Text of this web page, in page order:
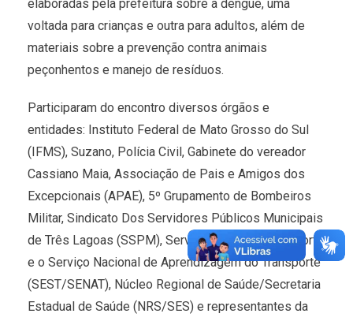
elaboradas pela prefeitura sobre a dengue, uma
voltada para crianças e outra para adultos, além de
materiais sobre a prevenção contra animais
peçonhentos e manejo de resíduos.
Participaram do encontro diversos órgãos e
entidades: Instituto Federal de Mato Grosso do Sul
(IFMS), Suzano, Polícia Civil, Gabinete do vereador
Cassiano Maia, Associação de Pais e Amigos dos
Excepcionais (APAE), 5º Grupamento de Bombeiros
Militar, Sindicato Dos Servidores Públicos Municipais
de Três Lagoas (SSPM), Serviço Social do Transporte
e o Serviço Nacional de Aprendizagem do Transporte
(SEST/SENAT), Núcleo Regional de Saúde/Secretaria
Estadual de Saúde (NRS/SES) e representantes da